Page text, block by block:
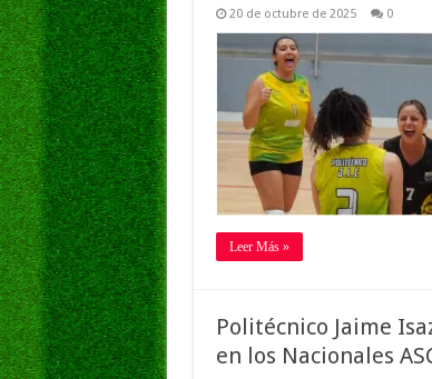
20 de octubre de 2025 0
Leer Más »
Politécnico Jaime
en los Nacionales